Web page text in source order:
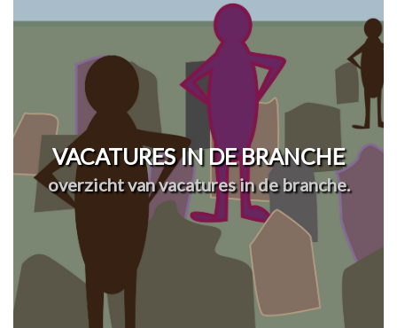
VACATURES IN DE BRANCHE
overzicht van vacatures in de branche.